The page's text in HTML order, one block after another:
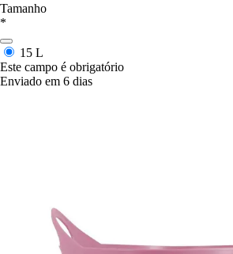
Tamanho
*
15 L
Este campo é obrigatório
Enviado em 6 dias